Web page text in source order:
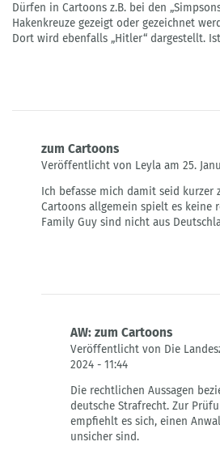
Dürfen in Cartoons z.B. bei den
Hakenkreuze gezeigt oder gezeichnet
Dort wird ebenfalls „Hitler“ dargestellt.
zum Cartoons
Veröffentlicht von Leyla am 25.
auf
Hakenkreuz
u.
Ich befasse mich damit seid kurzer
Cartoons allgemein spielt es keine
Family Guy sind nicht aus
AW: zum Cartoons
Veröffentlicht von Die
2024 - 11:44
auf
zum
Cartoons
von
Die rechtlichen Aussagen
deutsche Strafrecht. Zur
empfiehlt es sich, einen
unsicher sind.